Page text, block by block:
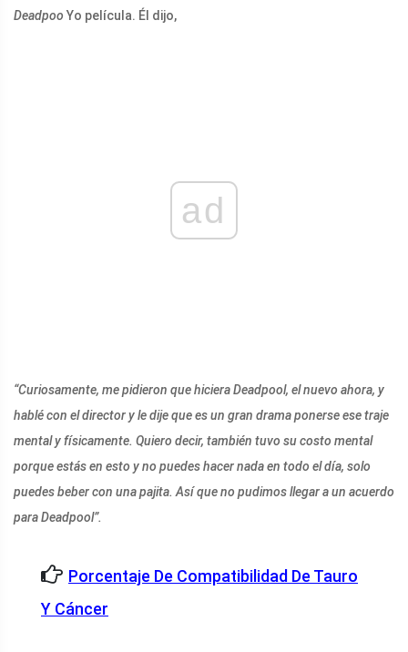
Deadpoo Yo película. Él dijo,
ad
“Curiosamente, me pidieron que hiciera Deadpool, el nuevo ahora, y
hablé con el director y le dije que es un gran drama ponerse ese traje
mental y físicamente. Quiero decir, también tuvo su costo mental
porque estás en esto y no puedes hacer nada en todo el día, solo
puedes beber con una pajita. Así que no pudimos llegar a un acuerdo
para Deadpool”.
Porcentaje De Compatibilidad De Tauro
Y Cáncer